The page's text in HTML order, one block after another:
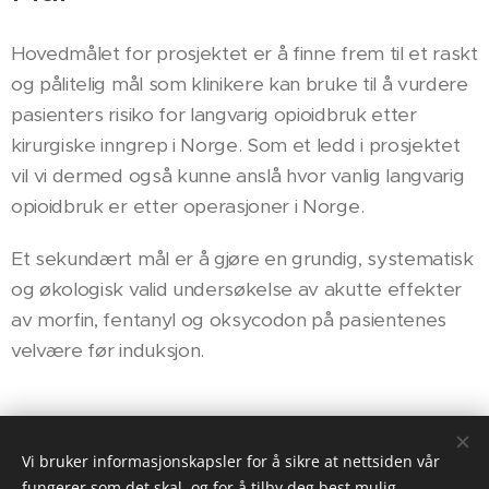
Hovedmålet for prosjektet er å finne frem til et raskt
og pålitelig mål som klinikere kan bruke til å vurdere
pasienters risiko for langvarig opioidbruk etter
kirurgiske inngrep i Norge. Som et ledd i prosjektet
vil vi dermed også kunne anslå hvor vanlig langvarig
opioidbruk er etter operasjoner i Norge.
Et sekundært mål er å gjøre en grundig, systematisk
og økologisk valid undersøkelse av akutte effekter
av morfin, fentanyl og oksycodon på pasientenes
velvære før induksjon.
Vi bruker informasjonskapsler for å sikre at nettsiden vår